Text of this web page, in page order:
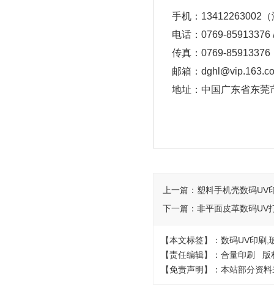
手机：13412263002（
电话：0769-85913376
传真：0769-85913376
邮箱：
地址：中国广东省东莞
上一篇： 塑料手机壳数码UV
下一篇： 非平面皮革数码UV
【本文标签】：数码UV印刷
【责任编辑】：合量印刷 版
【免责声明】：本站部分资